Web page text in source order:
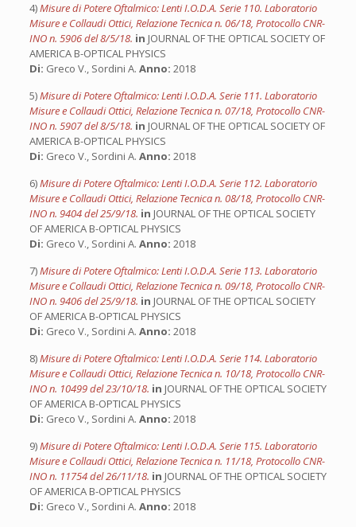
4)Misure di Potere Oftalmico: Lenti I.O.D.A. Serie 110. Laboratorio
Misure e Collaudi Ottici, Relazione Tecnica n. 06/18, Protocollo CNR-
INO n. 5906 del 8/5/18. in JOURNAL OF THE OPTICAL SOCIETY OF
AMERICA B-OPTICAL PHYSICS
Di: Greco V., Sordini A. Anno: 2018
5)Misure di Potere Oftalmico: Lenti I.O.D.A. Serie 111. Laboratorio
Misure e Collaudi Ottici, Relazione Tecnica n. 07/18, Protocollo CNR-
INO n. 5907 del 8/5/18. in JOURNAL OF THE OPTICAL SOCIETY OF
AMERICA B-OPTICAL PHYSICS
Di: Greco V., Sordini A. Anno: 2018
6)Misure di Potere Oftalmico: Lenti I.O.D.A. Serie 112. Laboratorio
Misure e Collaudi Ottici, Relazione Tecnica n. 08/18, Protocollo CNR-
INO n. 9404 del 25/9/18. in JOURNAL OF THE OPTICAL SOCIETY
OF AMERICA B-OPTICAL PHYSICS
Di: Greco V., Sordini A. Anno: 2018
7)Misure di Potere Oftalmico: Lenti I.O.D.A. Serie 113. Laboratorio
Misure e Collaudi Ottici, Relazione Tecnica n. 09/18, Protocollo CNR-
INO n. 9406 del 25/9/18. in JOURNAL OF THE OPTICAL SOCIETY
OF AMERICA B-OPTICAL PHYSICS
Di: Greco V., Sordini A. Anno: 2018
8)Misure di Potere Oftalmico: Lenti I.O.D.A. Serie 114. Laboratorio
Misure e Collaudi Ottici, Relazione Tecnica n. 10/18, Protocollo CNR-
INO n. 10499 del 23/10/18. in JOURNAL OF THE OPTICAL SOCIETY
OF AMERICA B-OPTICAL PHYSICS
Di: Greco V., Sordini A. Anno: 2018
9)Misure di Potere Oftalmico: Lenti I.O.D.A. Serie 115. Laboratorio
Misure e Collaudi Ottici, Relazione Tecnica n. 11/18, Protocollo CNR-
INO n. 11754 del 26/11/18. in JOURNAL OF THE OPTICAL SOCIETY
OF AMERICA B-OPTICAL PHYSICS
Di: Greco V., Sordini A. Anno: 2018